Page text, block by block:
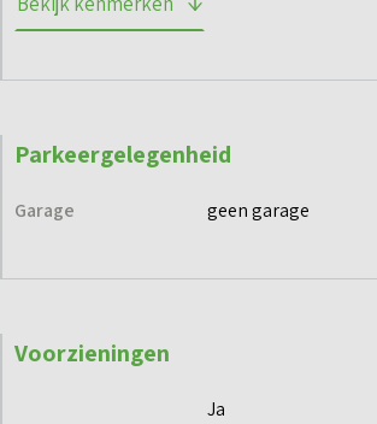
Wil je meer informatie over dit project?
Parkeergelegenheid
Garage geen garage
Voorzieningen
Ja